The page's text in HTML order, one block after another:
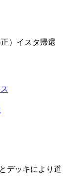
）イスタ帰還
デッキにより道